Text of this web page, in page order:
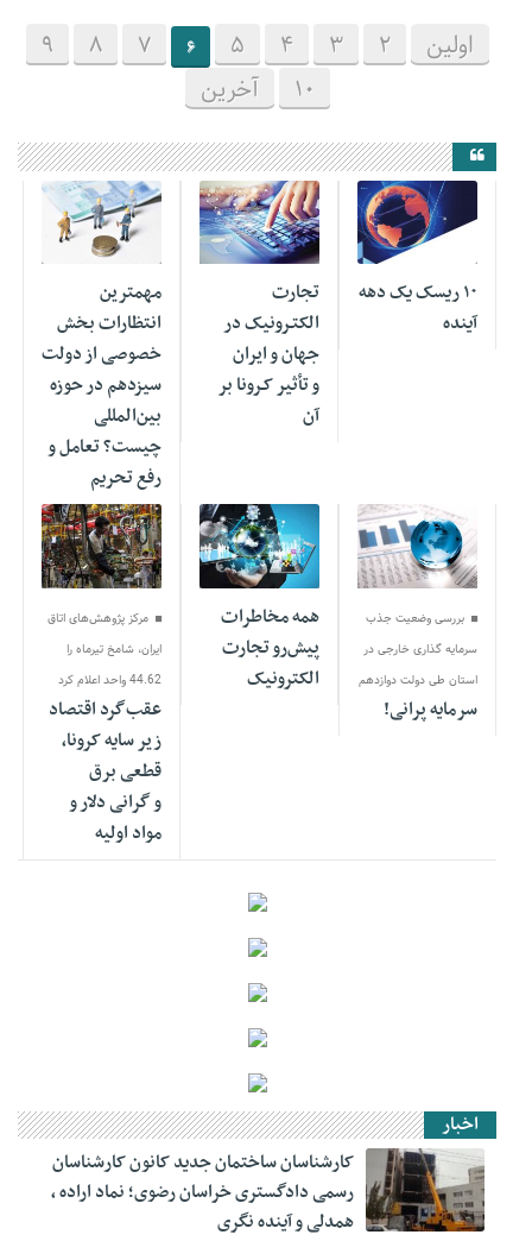
اولین 2
3
4
5
6
7
8
9
10
آخرین
۱۰ ریسک یک دهه
آینده
20 سپتامبر
تجارت
الکتـرونیک در
جهان و ایران
و تأثیر کـرونا بر
آن
02 سپتامبر
مهمترین
انتظارات بخش
خصوصی از دولت
سیزدهم در حوزه
بین‌المللی
چیست؟ تعامل و
رفع تحریم
02 سپتامبر
بررسی وضعیت جذب
سرمایه گذاری خارجی در
استان طی دولت دوازدهم
سرمایه پرانی!
02 سپتامبر
همه مخاطرات
پیش‌رو تجارت
الکترونیک
02 سپتامبر
مرکز پژوهش‌های اتاق
ایران، شامخ تیرماه را
44.62 واحد اعلام کرد
عقب‌گرد اقتصاد
زیر سایه کرونا،
قطعی برق
و گرانی دلار و
مواد اولیه
اخبار
کارشناسان ساختمان جدید کانون کارشناسان
رسمی دادگستری خراسان رضوی؛ نماد اراده ،
همدلی و آینده نگری